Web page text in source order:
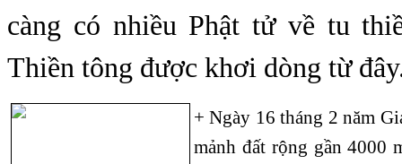
càng có nhiều Phật tử về tu
Thiền tông được khơi dòng từ
+ Ngày 16 tháng 2 năm
mảnh đất rộng gần 4000